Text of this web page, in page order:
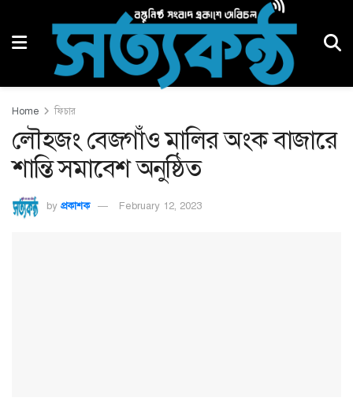
Home ফিচার
লৌহজং বেজগাঁও মালির অংক বাজারে
শান্তি সমাবেশ অনুষ্ঠিত
by প্রকাশক February 12, 2023